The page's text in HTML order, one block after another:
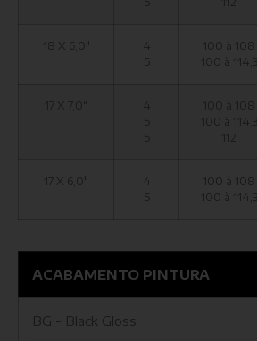
18 X 6,0"
4
5
100 à 108
100 à 114,3
4
100 à 114,3
112
17 X 6,0"
4
5
100 à 108
100 à 114,3
ACABAMENTO PINTURA
BG - Black Gloss